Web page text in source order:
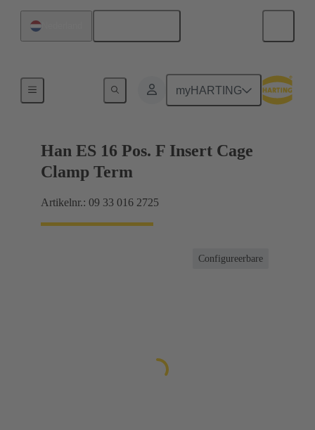
myHARTING
Stromen tot 16 A
Han ES 16 Pos. F Insert Cage
Clamp Term
Artikelnr.: 09 33 016 2725
Configureerbare